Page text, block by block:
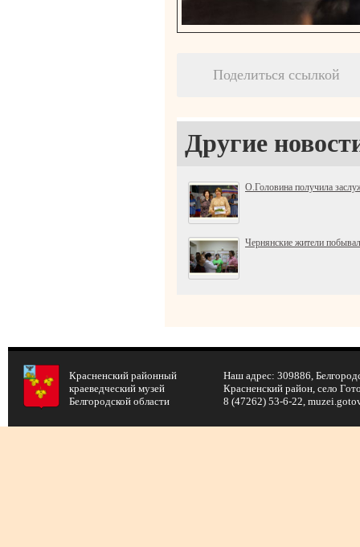
Поделиться ссылкой
Другие
О.Головина получила
Чернянские жители
Красненский районный
краеведческий музей
Белгородской области
Наш адрес: 309886,
Красненский район, село
8 (47262) 53-6-22,